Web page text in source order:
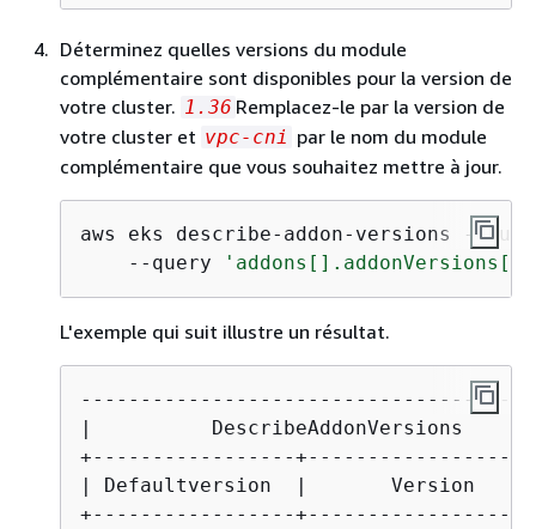
Déterminez quelles versions du module
complémentaire sont disponibles pour la version de
votre cluster. 1.36 Remplacez-le par la version de
votre cluster et vpc-cni par le nom du module
complémentaire que vous souhaitez mettre à jour.
aws eks describe-addon-versions --
    --query
'addons[].addonVersions[].
L'exemple qui suit illustre un résultat.
|          DescribeAddonVersions
+-----------------
| Defaultversion  |       Version
+-----------------